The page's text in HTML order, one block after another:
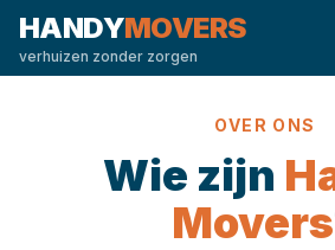
HANDYMOVERS
verhuizen zonder zorgen
OVER ONS
Wie zijn
Movers